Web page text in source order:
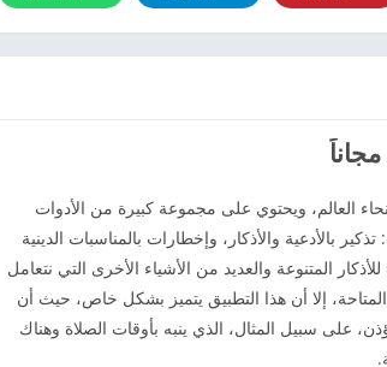
العالم، ويحتوي على مجموعة كبيرة من الأدوات
بالأدعية والأذكار، وإخطارات بالمناسبات الدينية
المتنوعة والعديد من الأشياء الأخرى التي نتعامل
إلا أن هذا التطبيق يتميز بشكل خاص، حيث أن
على سبيل المثال، الذي ينبه بأوقات الصلاة وهناك